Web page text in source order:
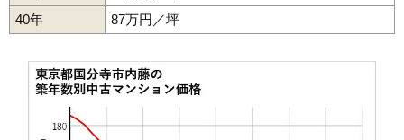
40年
87万円／坪